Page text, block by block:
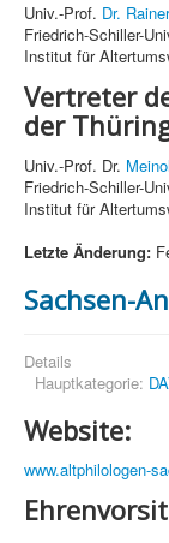
Univ.-Prof. Dr.
Friedrich-Schiller-
Institut für
Vertreter
der
Univ.-Prof. Dr.
Friedrich-Schiller-
Institut für
Letzte Änderung:
Sachsen-
Details
Hauptkategorie:
Website:
www.altphilologen-